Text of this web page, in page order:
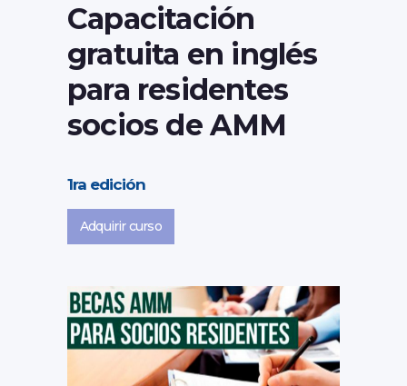
Capacitación
gratuita en inglés
para residentes
socios de AMM
1ra edición
Adquirir curso